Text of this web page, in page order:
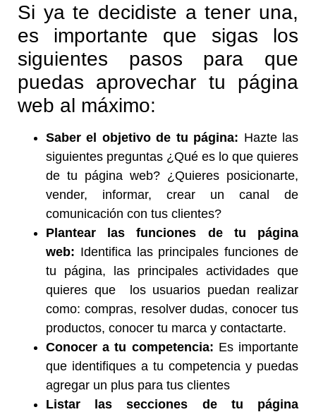
Si ya te decidiste a tener una,
es importante que sigas los
siguientes pasos para que
puedas aprovechar tu página
web al máximo:
Saber el objetivo de tu página: Hazte las
siguientes preguntas ¿Qué es lo que quieres
de tu página web? ¿Quieres posicionarte,
vender, informar, crear un canal de
comunicación con tus clientes?
Plantear las funciones de tu página
web: Identifica las principales funciones de
tu página, las principales actividades que
quieres que los usuarios puedan realizar
como: compras, resolver dudas, conocer tus
productos, conocer tu marca y contactarte.
Conocer a tu competencia: Es importante
que identifiques a tu competencia y puedas
agregar un plus para tus clientes
Listar las secciones de tu página